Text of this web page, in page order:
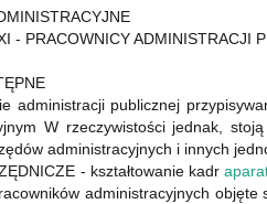
- PRACOWNICY ADMINISTRACJI
administracji publicznej
W rzeczywistości jednak,
administracyjnych i innych
- kształtowanie kadr
administracyjnych